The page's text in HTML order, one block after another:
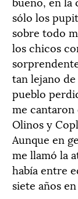
sólo los
sobre todo
los chicos
tan lejano
pueblo
me
Olinos y
Aunque en
me llamó la
había entre
siete años